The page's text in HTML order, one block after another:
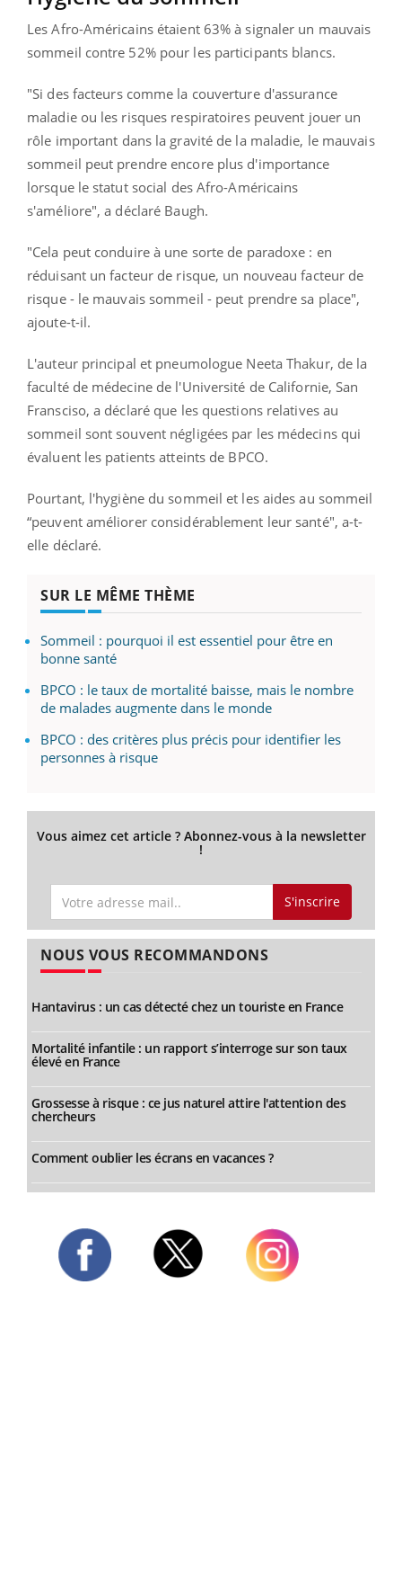
Les Afro-Américains étaient 63% à signaler un mauvais
sommeil contre 52% pour les participants blancs.
"Si des facteurs comme la couverture d'assurance
maladie ou les risques respiratoires peuvent jouer un
rôle important dans la gravité de la maladie, le mauvais
sommeil peut prendre encore plus d'importance
lorsque le statut social des Afro-Américains
s'améliore", a déclaré Baugh.
"Cela peut conduire à une sorte de paradoxe : en
réduisant un facteur de risque, un nouveau facteur de
risque - le mauvais sommeil - peut prendre sa place",
ajoute-t-il.
L'auteur principal et pneumologue Neeta Thakur, de la
faculté de médecine de l'Université de Californie, San
Fransciso, a déclaré que les questions relatives au
sommeil sont souvent négligées par les médecins qui
évaluent les patients atteints de BPCO.
Pourtant, l'hygiène du sommeil et les aides au sommeil
“peuvent améliorer considérablement leur santé", a-t-
elle déclaré.
SUR LE MÊME THÈME
Sommeil : pourquoi il est essentiel pour être en
bonne santé
BPCO : le taux de mortalité baisse, mais le nombre
de malades augmente dans le monde
BPCO : des critères plus précis pour identifier les
personnes à risque
Vous aimez cet article ? Abonnez-vous à la newsletter
!
S'inscrire
NOUS VOUS RECOMMANDONS
Hantavirus : un cas détecté chez un touriste en France
Mortalité infantile : un rapport s’interroge sur son taux
élevé en France
Grossesse à risque : ce jus naturel attire l'attention des
chercheurs
Comment oublier les écrans en vacances ?